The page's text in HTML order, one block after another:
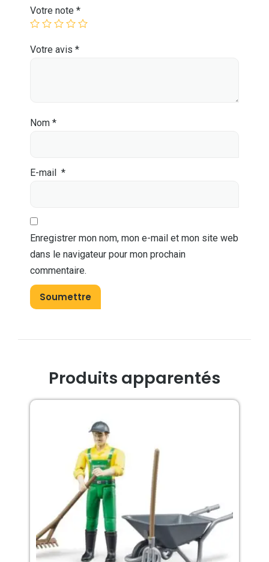
Votre note *
Votre avis *
Nom *
E-mail *
Enregistrer mon nom, mon e-mail et mon site web
dans le navigateur pour mon prochain
commentaire.
Produits apparentés